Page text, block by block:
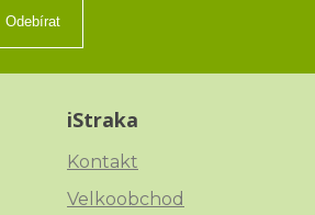
Odebírat
iStraka
Kontakt
Velkoobchod